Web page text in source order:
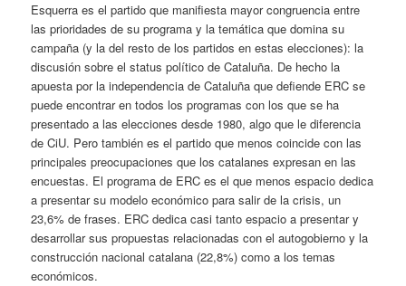
Esquerra es el partido que manifiesta mayor congruencia entre
las prioridades de su programa y la temática que domina su
campaña (y la del resto de los partidos en estas elecciones): la
discusión sobre el status político de Cataluña. De hecho la
apuesta por la independencia de Cataluña que defiende ERC se
puede encontrar en todos los programas con los que se ha
presentado a las elecciones desde 1980, algo que le diferencia
de CiU. Pero también es el partido que menos coincide con las
principales preocupaciones que los catalanes expresan en las
encuestas. El programa de ERC es el que menos espacio dedica
a presentar su modelo económico para salir de la crisis, un
23,6% de frases. ERC dedica casi tanto espacio a presentar y
desarrollar sus propuestas relacionadas con el autogobierno y la
construcción nacional catalana (22,8%) como a los temas
económicos.